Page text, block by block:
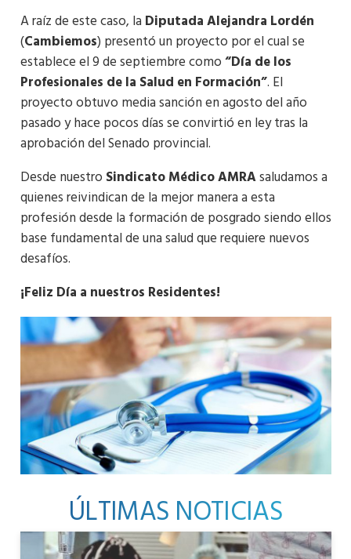
A raíz de este caso, la Diputada Alejandra Lordén
(Cambiemos) presentó un proyecto por el cual se
establece el 9 de septiembre como“Día de los
Profesionales de la Salud en Formación”. El
proyecto obtuvo media sanción en agosto del año
pasado y hace pocos días se convirtió en ley tras la
aprobación del Senado provincial.
Desde nuestro Sindicato Médico AMRAsaludamos a
quienes reivindican de la mejor manera a esta
profesión desde la formación de posgrado siendo ellos
base fundamental de una salud que requiere nuevos
desafíos.
¡Feliz Día a nuestros Residentes!
ÚLTIMAS NOTICIAS